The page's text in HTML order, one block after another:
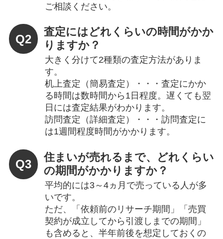
ご相談ください。
Q2
査定にはどれくらいの時間がかか
りますか？
大きく分けて2種類の査定方法がありま
す。
机上査定（簡易査定）・・・査定にかか
る時間は数時間から1日程度。遅くても翌
日には査定結果がわかります。
訪問査定（詳細査定）・・・訪問査定に
は1週間程度時間がかかります。
Q3
住まいが売れるまで、どれくらい
の期間がかかりますか？
平均的には3～4ヵ月で売っている人が多
いです。
ただ、「依頼前のリサーチ期間」「売買
契約が成立してから引渡しまでの期間」
も含めると、半年前後を想定しておくの